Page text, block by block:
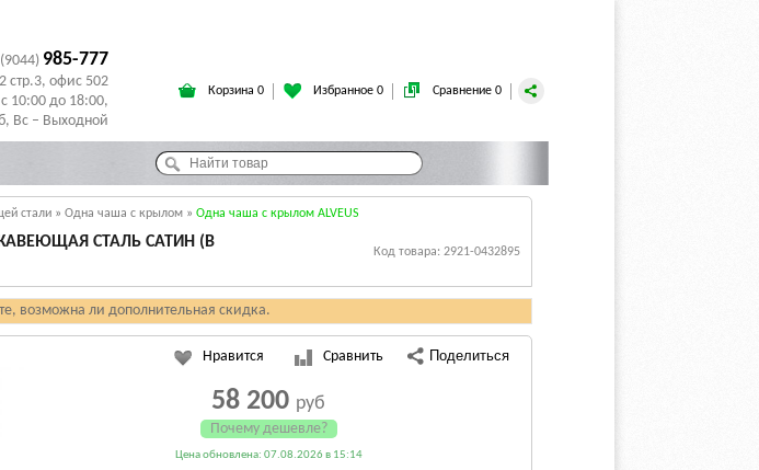
985-777
стр.3, офис 502
10:00 до 18:00,
Вс – Выходной
Корзина 0 Избранное 0 Сравнение 0
стали » Одна чаша с крылом » Одна чаша с крылом ALVEUS
Код товара: 2921-0432895
СТАЛЬ САТИН (В
возможна ли дополнительная скидка.
Нравится Сравнить
58 200 руб
Почему дешевле?
Цена обновлена: 07.08.2026 в 15:14